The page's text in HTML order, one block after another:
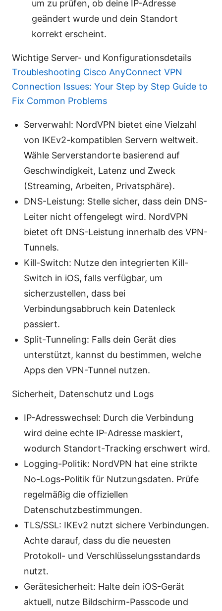
um zu prüfen, ob deine IP-Adresse
geändert wurde und dein Standort
korrekt erscheint.
Wichtige Server- und Konfigurationsdetails
Troubleshooting Cisco AnyConnect VPN
Connection Issues: Your Step by Step Guide to
Fix Common Problems
Serverwahl: NordVPN bietet eine Vielzahl
von IKEv2-kompatiblen Servern weltweit.
Wähle Serverstandorte basierend auf
Geschwindigkeit, Latenz und Zweck
(Streaming, Arbeiten, Privatsphäre).
DNS-Leistung: Stelle sicher, dass dein DNS-
Leiter nicht offengelegt wird. NordVPN
bietet oft DNS-Leistung innerhalb des VPN-
Tunnels.
Kill-Switch: Nutze den integrierten Kill-
Switch in iOS, falls verfügbar, um
sicherzustellen, dass bei
Verbindungsabbruch kein Datenleck
passiert.
Split-Tunneling: Falls dein Gerät dies
unterstützt, kannst du bestimmen, welche
Apps den VPN-Tunnel nutzen.
Sicherheit, Datenschutz und Logs
IP-Adresswechsel: Durch die Verbindung
wird deine echte IP-Adresse maskiert,
wodurch Standort-Tracking erschwert wird.
Logging-Politik: NordVPN hat eine strikte
No-Logs-Politik für Nutzungsdaten. Prüfe
regelmäßig die offiziellen
Datenschutzbestimmungen.
TLS/SSL: IKEv2 nutzt sichere Verbindungen.
Achte darauf, dass du die neuesten
Protokoll- und Verschlüsselungsstandards
nutzt.
Gerätesicherheit: Halte dein iOS-Gerät
aktuell, nutze Bildschirm-Passcode und